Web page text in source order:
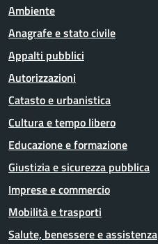
Ambiente
Anagrafe e stato civile
Appalti pubblici
Autorizzazioni
Catasto e urbanistica
Cultura e tempo libero
Educazione e formazione
Giustizia e sicurezza pubblica
Imprese e commercio
Mobilità e trasporti
Salute, benessere e assistenza